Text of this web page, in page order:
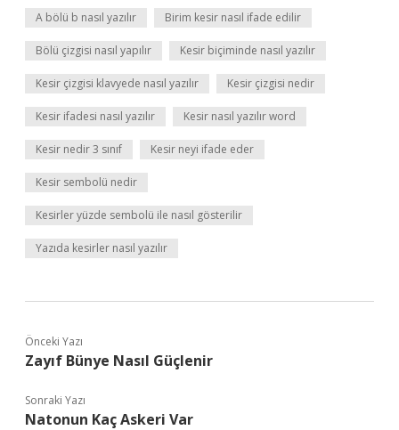
A bölü b nasıl yazılır Birim kesir nasıl ifade edilir
Bölü çizgisi nasıl yapılır Kesir biçiminde nasıl yazılır
Kesir çizgisi klavyede nasıl yazılır Kesir çizgisi nedir
Kesir ifadesi nasıl yazılır Kesir nasıl yazılır word
Kesir nedir 3 sınıf Kesir neyi ifade eder
Kesir sembolü nedir
Kesirler yüzde sembolü ile nasıl gösterilir
Yazıda kesirler nasıl yazılır
Önceki Yazı
Zayıf Bünye Nasıl Güçlenir
Sonraki Yazı
Natonun Kaç Askeri Var